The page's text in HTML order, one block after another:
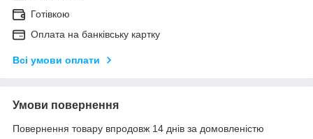
Готівкою
Оплата на банківську картку
Всі умови оплати
Умови повернення
Повернення товару впродовж 14 днів за домовленістю